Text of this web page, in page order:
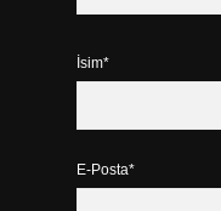
İsim*
E-Posta*